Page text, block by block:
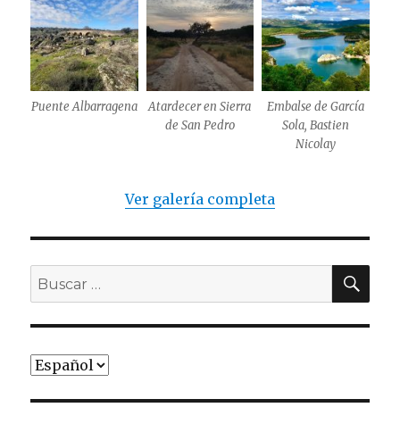
Puente Albarragena
Atardecer en Sierra
de San Pedro
Embalse de García
Sola, Bastien
Nicolay
Ver galería completa
Buscar
por:
Elegir